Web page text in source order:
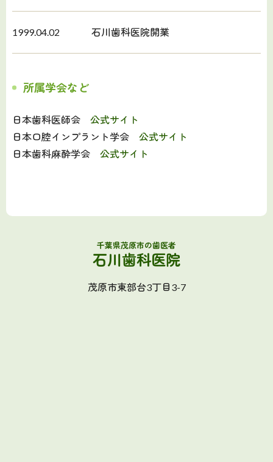
1999.04.02 石川歯科医院開業
所属学会など
日本歯科医師会 公式サイト
日本口腔インプラント学会 公式サイト
日本歯科麻酔学会 公式サイト
千葉県茂原市の歯医者
石川歯科医院
茂原市東部台3丁目3-7